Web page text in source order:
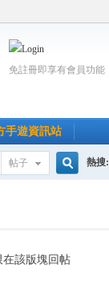
免註冊即享有會員功能
手遊資訊站
帖子
索
熱搜:
該版塊回帖